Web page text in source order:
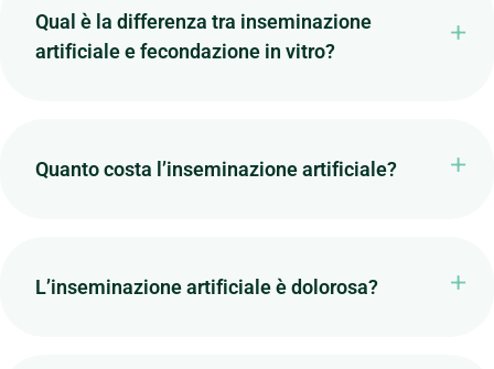
Qual è la differenza tra inseminazione
artificiale e fecondazione in vitro?
Quanto costa l’inseminazione artificiale?
L’inseminazione artificiale è dolorosa?